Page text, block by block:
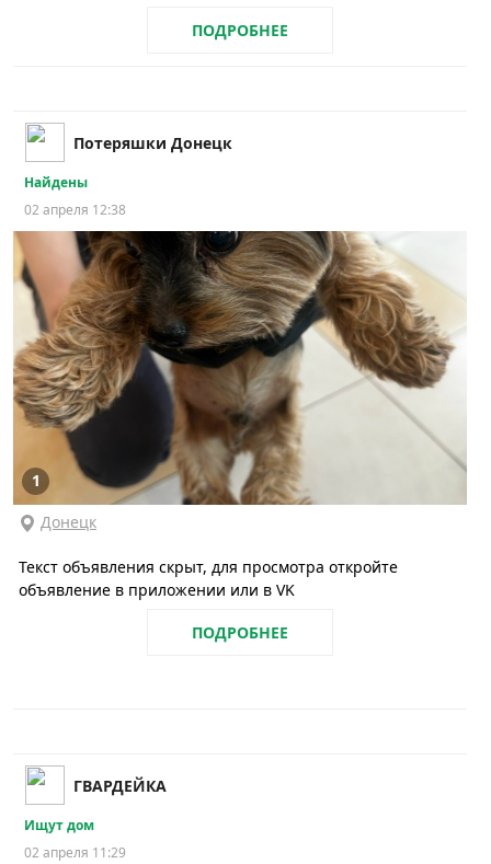
ПОДРОБНЕЕ
Потеряшки Донецк
Найдены
02 апреля 12:38
1
Донецк
Текст объявления скрыт, для просмотра откройте
объявление в приложении или в VK
ПОДРОБНЕЕ
ГВАРДЕЙКА
Ищут дом
02 апреля 11:29